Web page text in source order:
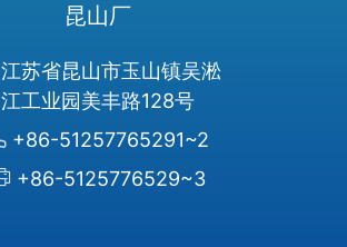
昆山厂
江苏省昆山市玉山镇吴淞
江工业园美丰路128号
+86-51257765291~2
+86-5125776529~3